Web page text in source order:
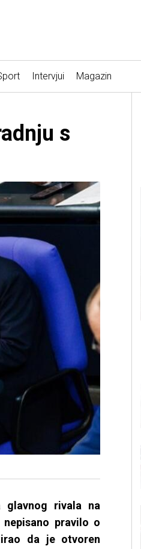
Intervjui Magazin
s
glavnog rivala na
pravilo o
da je otvoren